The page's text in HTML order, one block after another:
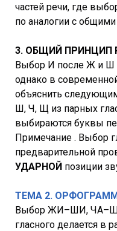
частей речи, где
по аналогии с
3. ОБЩИЙ ПРИНЦИП
Выбор И после Ж и Ш
однако в
объяснить
Ш, Ч, Щ из парных
выбираются буквы
Примечание . Выбор
предварительной
УДАРНОЙ позиции
ТЕМА 2.
Выбор ЖИ–ШИ,
гласного делается в